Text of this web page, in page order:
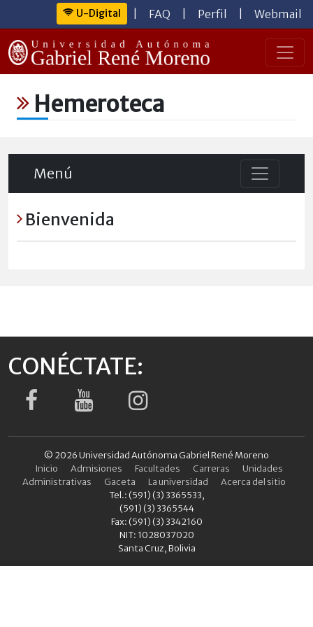
U-Digital FAQ Perfil Webmail
Hemeroteca
Menú
Bienvenida
CONÉCTATE:
© 2026 Universidad Autónoma Gabriel René Moreno
Inicio
Admisiones Facultades Carreras
Unidades
Administrativas
Gaceta La universidad
Acerca del sitio
Tel.: (591) (3) 3365533,
(591) (3) 3365544
Fax: (591) (3) 3342160
NIT: 1028037020
Santa Cruz, Bolivia